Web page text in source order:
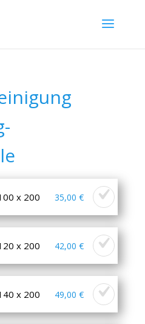
x 200 35,00 €
x 200 42,00 €
x 200 49,00 €